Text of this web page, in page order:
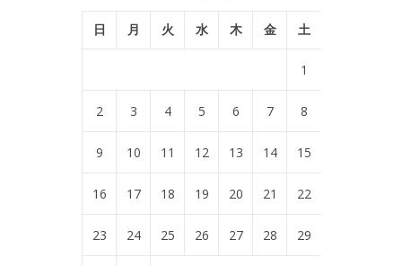
日 月 火 水 木 金 土
1
2 3 4 5 6 7 8
9 10 11 12 13 14 15
16 17 18 19 20 21 22
23 24 25 26 27 28 29